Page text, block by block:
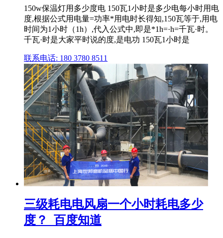
150w保温灯用多少度电 150瓦1小时是多少电每小时用电
度,根据公式用电量=功率*用电时长得知,150瓦等于,用电
时间为1小时（1h）,代入公式中,即是*1h=·h=千瓦·时。
千瓦·时是大家平时说的度,是电功 150瓦1小时是
联系电话: 180 3780 8511
三级耗电电风扇一个小时耗电多少
度？_百度知道